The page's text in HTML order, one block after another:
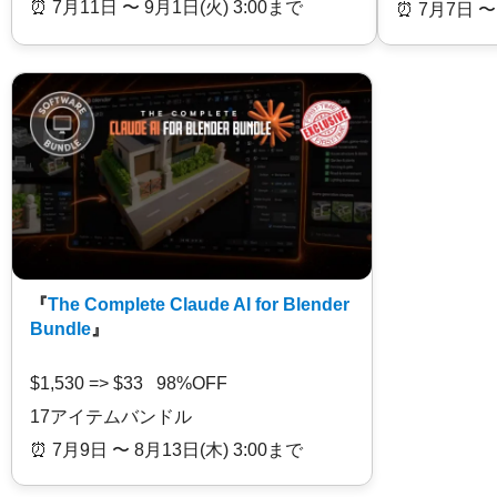
⏰️ 7月11日 〜 9月1日(火) 3:00まで
⏰️ 7月7日
『The Complete Claude AI for Blender
Bundle 』
$1,530 => $33 98%OFF
17アイテムバンドル
⏰️ 7月9日 〜 8月13日(木) 3:00まで